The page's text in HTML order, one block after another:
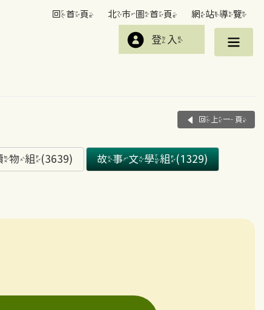
回首頁 北市圖首頁 網站導覽
登入
回上一頁
組(3639) 故事文學組(1329)